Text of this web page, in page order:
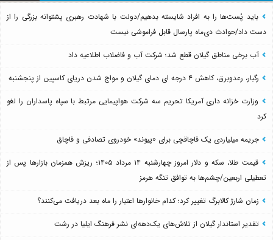
باید پُست‌ها را به افراد شایسته بدهیم/دولت با شهادت رهبری پشتوانه بزرگی را از
دست داد/حوادث دی‌ماه پارسال قابل فراموشی نیست
آب برخی مناطق گیلان قطع شد؛ شرکت آب و فاضلاب اطلاعیه داد
رگبار، رعدوبرق، کاهش ۴ درجه ای دمای گیلان و مواج شدن دریای کاسپین از پنجشنبه
وزارت خزانه داری آمریکا تحریم سه شرکت هواپیمایی مرتبط با سپاه پاسداران را لغو
کرد
جریمه میلیاردی یک قاچاقچی برای «پیوند» خودروی تصادفی و قاچاق
قیمت طلا، سکه و دلار امروز چهارشنبه ۱۴ مرداد ۱۴۰۵؛ ریزش همزمان بازارها پس از
تعطیلی اربعین/چشم‌ها به توافق تنگه هرمز
زمان شارژ کالابرگ تغییر کرد؛ کدام خانوارها اعتبار را ماه بعد دریافت می‌کنند؟
تقدیر استاندار گیلان از تلاش‌های یک‌دهه‌ای نشر فرهنگ ایلیا در رشت